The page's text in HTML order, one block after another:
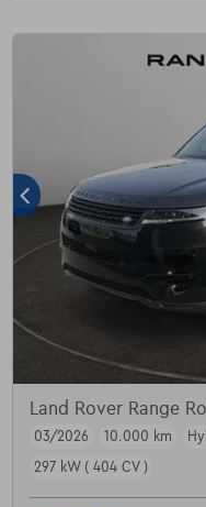
Land Rover Range
03/2026
10.000 km
297 kW ( 404 CV )